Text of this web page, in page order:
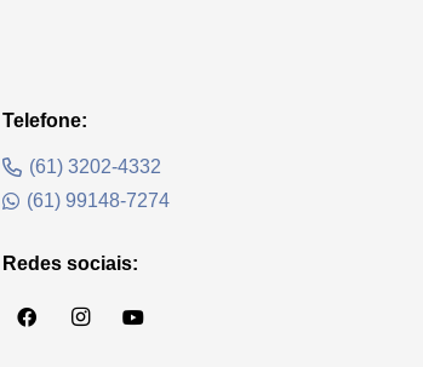
Telefone:
(61) 3202-4332
(61) 99148-7274
Redes sociais: